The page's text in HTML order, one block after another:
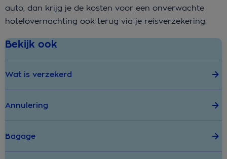
auto, dan krijg je de kosten voor een onverwachte
hotelovernachting ook terug via je reisverzekering.
Bekijk ook
Wat is verzekerd
Annulering
Bagage